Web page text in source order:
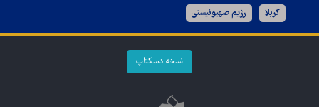
کربلا رژیم صهیونیستی
نسخه دسکتاپ